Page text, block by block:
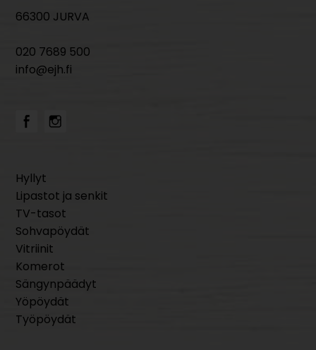
66300 JURVA
020 7689 500
info@ejh.fi
Hyllyt
Lipastot ja senkit
TV-tasot
Sohvapöydät
Vitriinit
Komerot
Sängynpäädyt
Yöpöydät
Työpöydät